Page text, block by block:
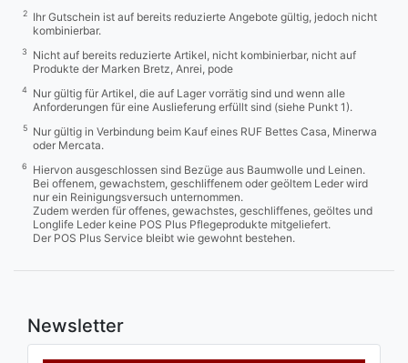
2
Ihr Gutschein ist auf bereits reduzierte Angebote gültig, jedoch nicht
kombinierbar.
3
Nicht auf bereits reduzierte Artikel, nicht kombinierbar, nicht auf
Produkte der Marken Bretz, Anrei, pode
4
Nur gültig für Artikel, die auf Lager vorrätig sind und wenn alle
Anforderungen für eine Auslieferung erfüllt sind (siehe Punkt 1).
5
Nur gültig in Verbindung beim Kauf eines RUF Bettes Casa, Minerwa
oder Mercata.
6
Hiervon ausgeschlossen sind Bezüge aus Baumwolle und Leinen.
Bei offenem, gewachstem, geschliffenem oder geöltem Leder wird
nur ein Reinigungsversuch unternommen.
Zudem werden für offenes, gewachstes, geschliffenes, geöltes und
Longlife Leder keine POS Plus Pflegeprodukte mitgeliefert.
Der POS Plus Service bleibt wie gewohnt bestehen.
Newsletter